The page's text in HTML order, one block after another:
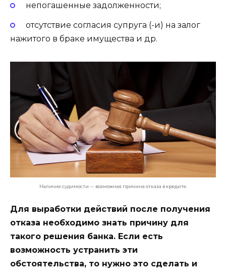
непогашенные задолженности;
отсутствие согласия супруга (-и) на залог
нажитого в браке имущества и др.
Наличие судимости — возможная причина отказа в кредите.
Для выработки действий после получения
отказа необходимо знать причину для
такого решения банка. Если есть
возможность устранить эти
обстоятельства, то нужно это сделать и